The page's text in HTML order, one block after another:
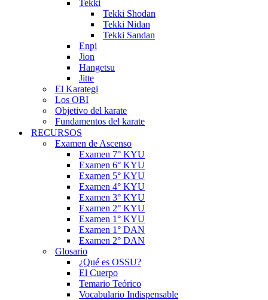
Tekki
Tekki Shodan
Tekki Nidan
Tekki Sandan
Enpi
Jion
Hangetsu
Jitte
El Karategi
Los OBI
Objetivo del karate
Fundamentos del karate
RECURSOS
Examen de Ascenso
Examen 7° KYU
Examen 6° KYU
Examen 5° KYU
Examen 4° KYU
Examen 3° KYU
Examen 2° KYU
Examen 1° KYU
Examen 1° DAN
Examen 2° DAN
Glosario
¿Qué es OSSU?
El Cuerpo
Temario Teórico
Vocabulario Indispensable